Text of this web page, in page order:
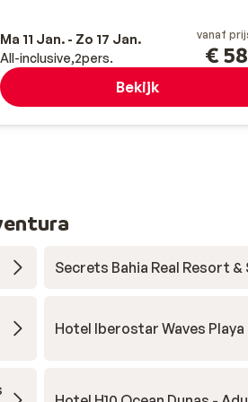
Ma 11 Jan. - Zo 17 Jan.
All-inclusive 2pers.
vanaf
€
Bekijk
Secrets Bahia Real Resort &
Hotel Iberostar Waves